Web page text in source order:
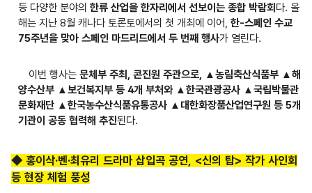
등 다양한 분야의 한류 산업을 한자리에서 선보이는 종합 박람회다. 올
해는 지난 8월 캐나다 토론토에서의 첫 개최에 이어, 한-스페인 수교
75주년을 맞아 스페인 마드리드에서 두 번째 행사가 열린다.
이번 행사는 문체부 주최, 콘진원 주관으로, ▲농림축산식품부 ▲해
양수산부 ▲보건복지부 등 4개 부처와 ▲한국관광공사 ▲국립박물관
문화재단 ▲한국농수산식품유통공사 ▲대한화장품산업연구원 등 5개
기관이 공동 협력해 추진된다.
◆ 홍이삭·벤·최유리 드라마 삽입곡 공연, <신의 탑> 작가 사인회
등 현장 체험 풍성